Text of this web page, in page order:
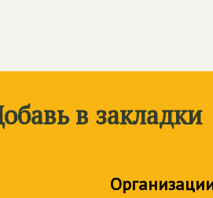
в закладки